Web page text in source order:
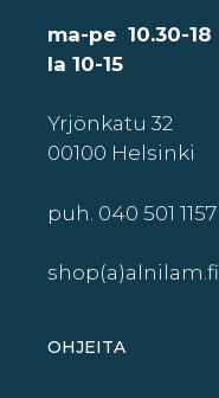
ma-pe 10.30-18
la 10-15
Yrjönkatu 32
00100 Helsinki
puh. 040 501 1157
shop(a)alnilam.fi
OHJEITA